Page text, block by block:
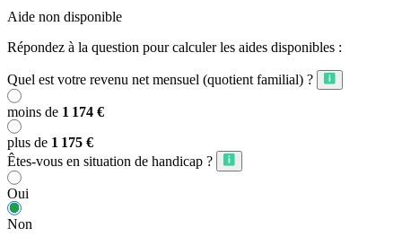
Aide non disponible
Répondez à la question pour calculer les aides disponibles :
Quel est votre revenu net mensuel (quotient familial) ?
moins de 1 174 €
plus de 1 175 €
Êtes-vous en situation de handicap ?
Oui
Non